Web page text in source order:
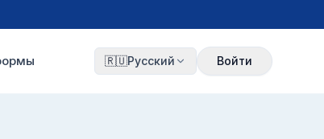
🇷🇺Русский Войти